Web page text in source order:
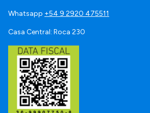
Whatsapp +54 9 2920 475511
Casa Central: Roca 230